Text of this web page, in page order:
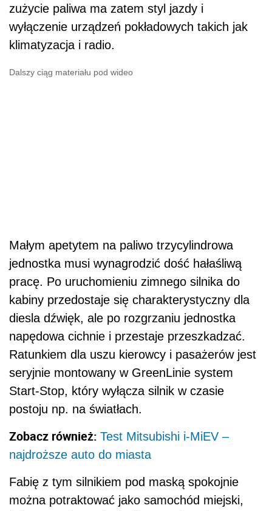
zużycie paliwa ma zatem styl jazdy i
wyłączenie urządzeń pokładowych takich jak
klimatyzacja i radio.
Dalszy ciąg materiału pod wideo
Małym apetytem na paliwo trzycylindrowa
jednostka musi wynagrodzić dość hałaśliwą
pracę. Po uruchomieniu zimnego silnika do
kabiny przedostaje się charakterystyczny dla
diesla dźwięk, ale po rozgrzaniu jednostka
napędowa cichnie i przestaje przeszkadzać.
Ratunkiem dla uszu kierowcy i pasażerów jest
seryjnie montowany w GreenLinie system
Start-Stop, który wyłącza silnik w czasie
postoju np. na światłach.
Zobacz również: Test Mitsubishi i-MiEV –
najdroższe auto do miasta
Fabię z tym silnikiem pod maską spokojnie
można potraktować jako samochód miejski,